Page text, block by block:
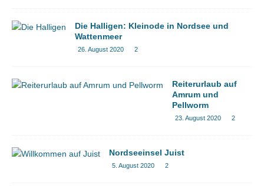
Die Halligen: Kleinode in Nordsee und
Wattenmeer
26. August 2020 2
Reiterurlaub auf
Amrum und
Pellworm
23. August 2020 2
Nordseeinsel Juist
5. August 2020 2